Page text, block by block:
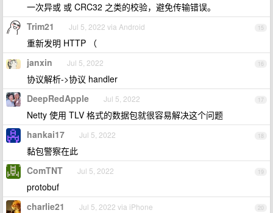
一次异或 或 CRC32 之类的校验，避免传输错误。
15
Trim21 Jul 5, 2022 via Android
重新发明 HTTP （
16
janxin Jul 5, 2022
协议解析->协议 handler
17
DeepRedApple Jul 5, 2022
Netty 使用 TLV 格式的数据包就很容易解决这个问题
18
hankai17 Jul 5, 2022
黏包警察在此
19
ComTNT Jul 5, 2022
protobuf
20
charlie21 Jul 5, 2022 via iPhone